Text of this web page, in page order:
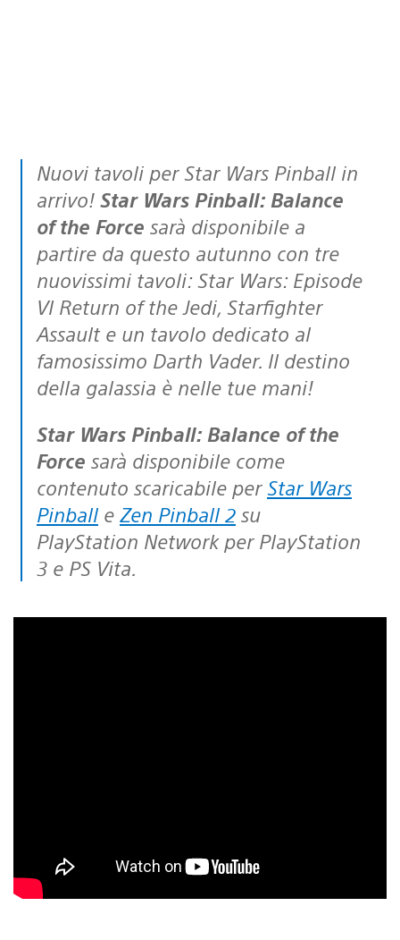
Nuovi tavoli per Star Wars Pinball in
arrivo! Star Wars Pinball: Balance
of the Force sarà disponibile a
partire da questo autunno con tre
nuovissimi tavoli: Star Wars: Episode
VI Return of the Jedi, Starfighter
Assault e un tavolo dedicato al
famosissimo Darth Vader. Il destino
della galassia è nelle tue mani!
Star Wars Pinball: Balance of the
Force sarà disponibile come
contenuto scaricabile per Star Wars
Pinball e Zen Pinball 2 su
PlayStation Network per PlayStation
3 e PS Vita.